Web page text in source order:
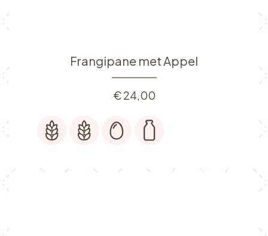
Frangipane met Appel
€24,00